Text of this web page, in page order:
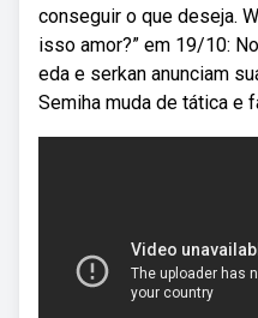
conseguir o que deseja.
isso amor?” em 19/10:
eda e serkan anunciam
Semiha muda de tática e